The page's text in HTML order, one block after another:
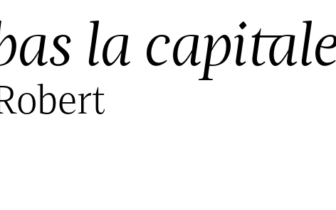
la capitale